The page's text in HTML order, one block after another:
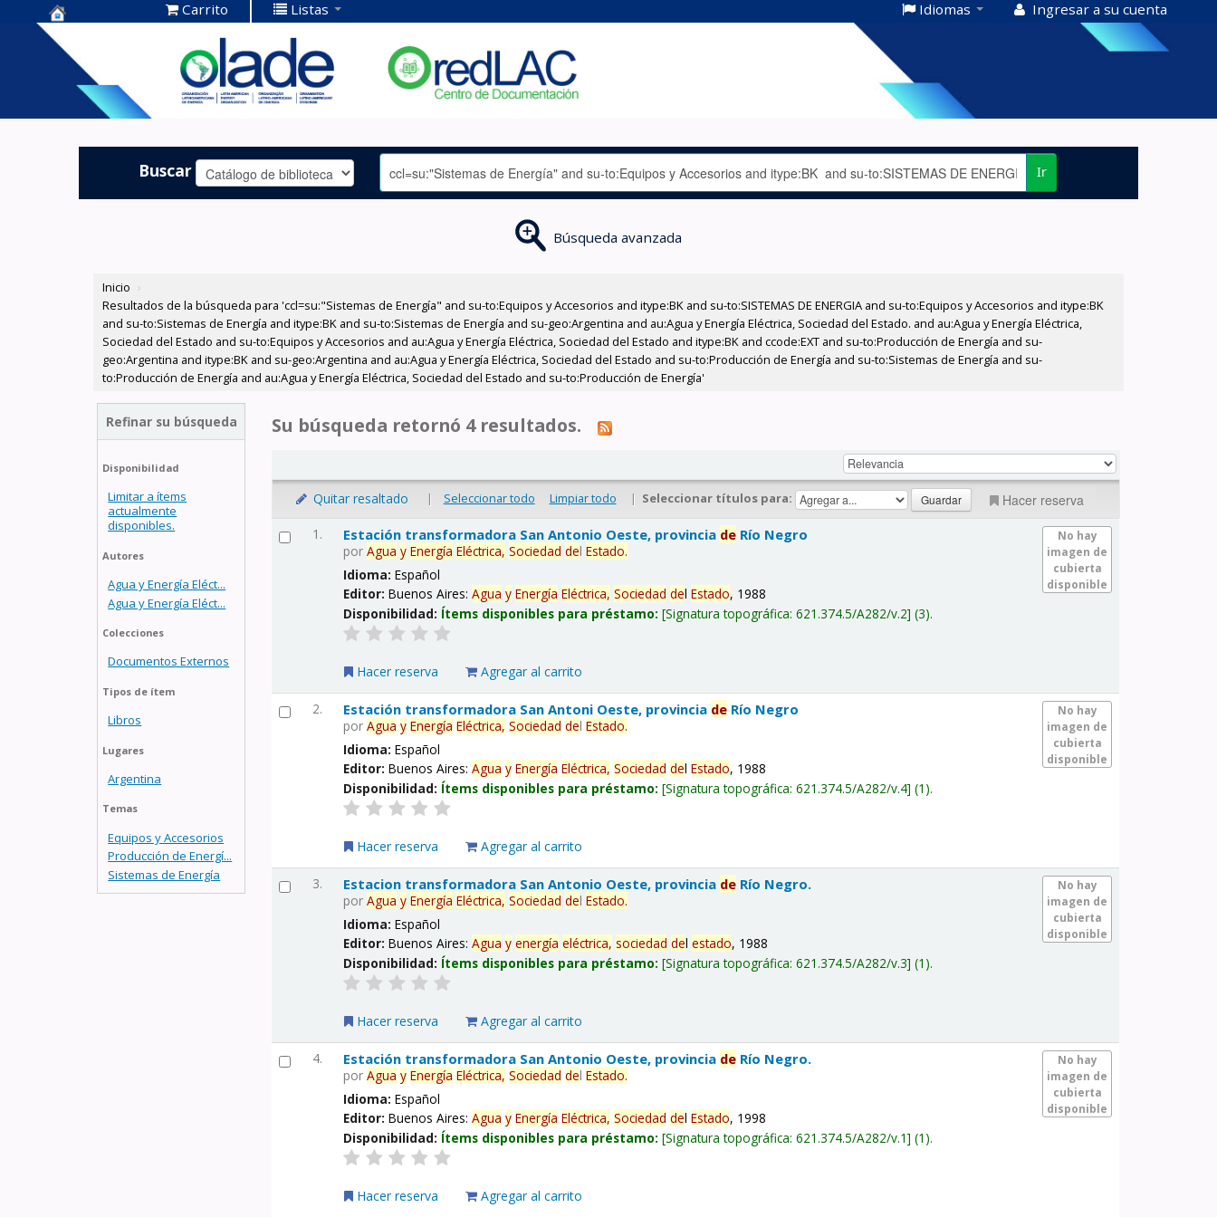
Centro de
Documentación
OLADE -
Carrito Listas Idiomas Ingresar a su cuenta
Buscar Ir
Búsqueda avanzada
Inicio ›
Resultados de la búsqueda para 'ccl=su:"Sistemas de Energía" and su-to:Equipos y Accesorios and itype:BK and su-to:SISTEMAS DE ENERGIA and su-to:Equipos y Accesorios and itype:BK
and su-to:Sistemas de Energía and itype:BK and su-to:Sistemas de Energía and su-geo:Argentina and au:Agua y Energía Eléctrica, Sociedad del Estado. and au:Agua y Energía Eléctrica,
Sociedad del Estado and su-to:Equipos y Accesorios and au:Agua y Energía Eléctrica, Sociedad del Estado and itype:BK and ccode:EXT and su-to:Producción de Energía and su-
geo:Argentina and itype:BK and su-geo:Argentina and au:Agua y Energía Eléctrica, Sociedad del Estado and su-to:Producción de Energía and su-to:Sistemas de Energía and su-
to:Producción de Energía and au:Agua y Energía Eléctrica, Sociedad del Estado and su-to:Producción de Energía'
Refinar su búsqueda
Disponibilidad
Limitar a ítems
actualmente
disponibles.
Autores
Agua y Energía Eléct...
Agua y Energía Eléct...
Colecciones
Documentos Externos
Tipos de ítem
Libros
Lugares
Argentina
Temas
Equipos y Accesorios
Producción de Energí...
Sistemas de Energía
Su búsqueda retornó 4 resultados.
Quitar resaltado | Seleccionar todo Limpiar todo | Seleccionar títulos para: Hacer reserva
1.
No hay
imagen de
cubierta
disponible
Estación transformadora San Antonio Oeste, provincia de Río Negro
porAgua y Energía Eléctrica, Sociedad delEstado.
Idioma:Español
Editor:Buenos Aires:Agua y Energía Eléctrica, Sociedad delEstado, 1988
Disponibilidad: Ítems disponibles para préstamo: Signatura topográfica:621.374.5/A282/v.2 (3).
Hacer reserva Agregar al carrito
2.
No hay
imagen de
cubierta
disponible
Estación transformadora San Antoni Oeste, provincia de Río Negro
porAgua y Energía Eléctrica, Sociedad delEstado.
Idioma:Español
Editor:Buenos Aires:Agua y Energía Eléctrica, Sociedad delEstado, 1988
Disponibilidad: Ítems disponibles para préstamo: Signatura topográfica:621.374.5/A282/v.4 (1).
Hacer reserva Agregar al carrito
3.
No hay
imagen de
cubierta
disponible
Estacion transformadora San Antonio Oeste, provincia de Río Negro.
porAgua y Energía Eléctrica, Sociedad delEstado.
Idioma:Español
Editor:Buenos Aires:Agua y energía eléctrica, sociedad delestado, 1988
Disponibilidad: Ítems disponibles para préstamo: Signatura topográfica:621.374.5/A282/v.3 (1).
Hacer reserva Agregar al carrito
4.
No hay
imagen de
cubierta
disponible
Estación transformadora San Antonio Oeste, provincia de Río Negro.
porAgua y Energía Eléctrica, Sociedad delEstado.
Idioma:Español
Editor:Buenos Aires:Agua y Energía Eléctrica, Sociedad delEstado, 1998
Disponibilidad: Ítems disponibles para préstamo: Signatura topográfica:621.374.5/A282/v.1 (1).
Hacer reserva Agregar al carrito